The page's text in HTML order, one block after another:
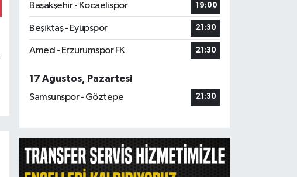
Başakşehir - Kocaelispor
19:00
Beşiktaş - Eyüpspor 21:30
Amed - Erzurumspor FK 21:30
17 Ağustos, Pazartesi
Samsunspor - Göztepe
21:30